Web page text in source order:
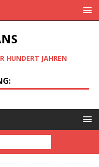
HUNDERT JAHREN